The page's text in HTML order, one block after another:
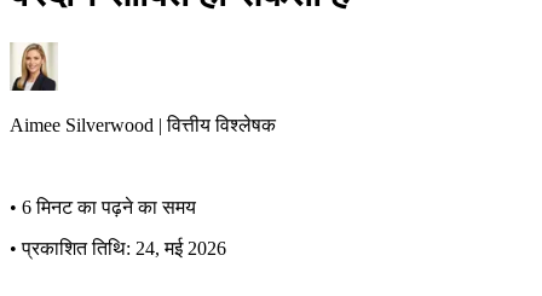
Aimee Silverwood |वित्तीय विश्लेषक
• 6 मिनट का पढ़ने का समय
• प्रकाशित तिथि: 24, मई 2026